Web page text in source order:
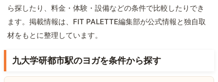
ら探したり、料金・体験・設備などの条件で比較したりでき
ます。掲載情報は、FIT PALETTE編集部が公式情報と独自取
材をもとに整理しています。
九大学研都市駅のヨガを条件から探す